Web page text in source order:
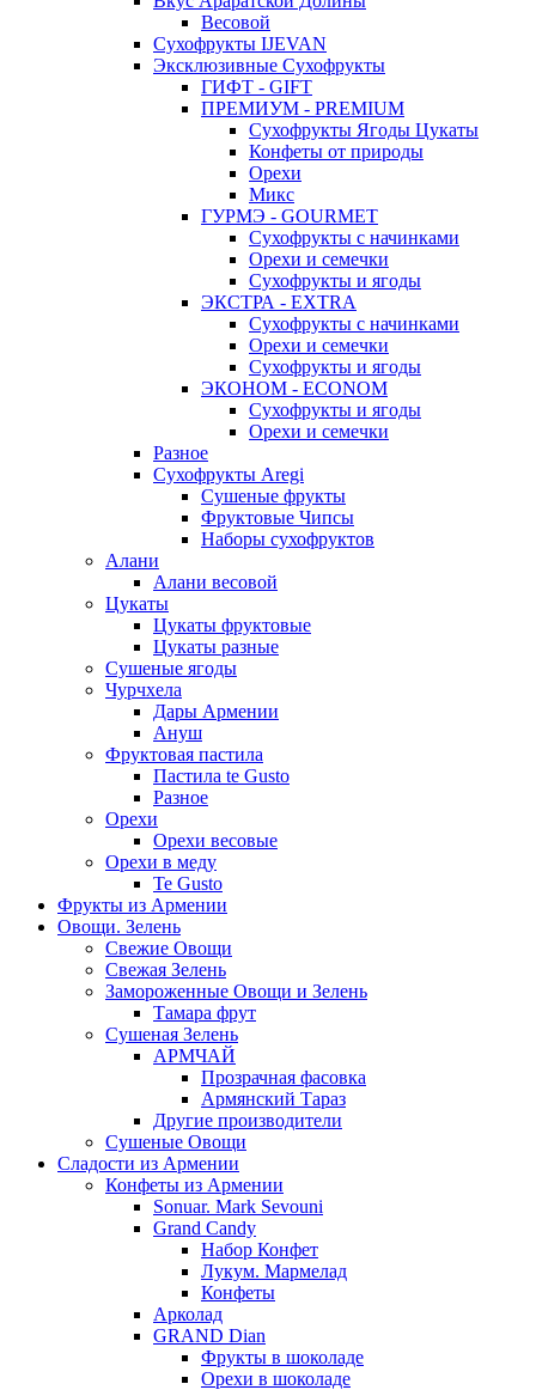
Весовой
Сухофрукты IJEVAN
Эксклюзивные Сухофрукты
ГИФТ - GIFT
ПРЕМИУМ - PREMIUM
Сухофрукты Ягоды Цукаты
Конфеты от природы
Орехи
Микс
ГУРМЭ - GOURMET
Сухофрукты с начинками
Орехи и семечки
Сухофрукты и ягоды
ЭКСТРА - EXTRA
Сухофрукты с начинками
Орехи и семечки
Сухофрукты и ягоды
ЭКОНОМ - ECONOM
Сухофрукты и ягоды
Орехи и семечки
Разное
Сухофрукты Aregi
Сушеные фрукты
Фруктовые Чипсы
Наборы сухофруктов
Алани
Алани весовой
Цукаты
Цукаты фруктовые
Цукаты разные
Сушеные ягоды
Чурчхела
Дары Армении
Ануш
Фруктовая пастила
Пастила te Gusto
Разное
Орехи
Орехи весовые
Орехи в меду
Te Gusto
Фрукты из Армении
Овощи. Зелень
Свежие Овощи
Свежая Зелень
Замороженные Овощи и Зелень
Тамара фрут
Сушеная Зелень
АРМЧАЙ
Прозрачная фасовка
Армянский Тараз
Другие производители
Сушеные Овощи
Сладости из Армении
Конфеты из Армении
Sonuar. Mark Sevouni
Grand Candy
Набор Конфет
Лукум. Мармелад
Конфеты
Арколад
GRAND Dian
Фрукты в шоколаде
Орехи в шоколаде